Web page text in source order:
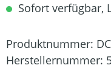
Sofort verfügbar,
Produktnummer:
Herstellernummer: